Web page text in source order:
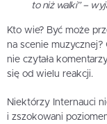
to niż walki” –
Kto wie? Być może
na scenie
nie czytała
się od wielu reakcji.
Niektórzy Internauci
i zszokowani